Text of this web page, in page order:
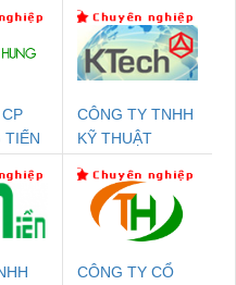
CÔNG TY TNHH
KỸ THUẬT
NAM
CÔNG TY CỔ